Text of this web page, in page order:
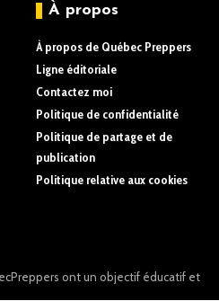
À propos
À propos de Québec Preppers
Ligne éditoriale
Contactez moi
Politique de confidentialité
Politique de partage et de
publication
Politique relative aux cookies
ont un objectif éducatif et